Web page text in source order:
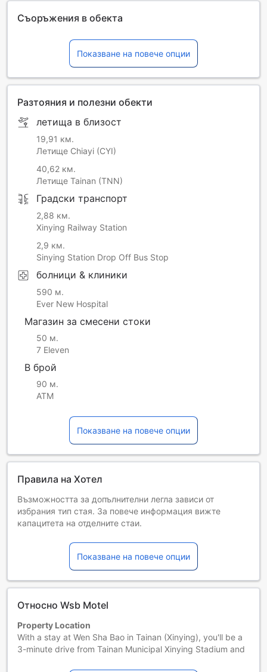
Съоръжения в обекта
Показване на повече опции
Разтояния и полезни обекти
летища в близост
19,91 км.
Летище Chiayi (CYI)
40,62 км.
Летище Tainan (TNN)
Градски транспорт
2,88 км.
Xinying Railway Station
2,9 км.
Sinying Station Drop Off Bus Stop
болници & клиники
590 м.
Ever New Hospital
Магазин за смесени стоки
50 м.
7 Eleven
В брой
90 м.
ATM
Показване на повече опции
Правила на Хотел
Възможността за допълнителни легла зависи от
избрания тип стая. За повече информация вижте
капацитета на отделните стаи.
прилагат различни условия и допълнителни плащания.
Показване на повече опции
Относно Wsb Motel
Property Location
With a stay at Wen Sha Bao in Tainan (Xinying), you'll be a
3-minute drive from Tainan Municipal Xinying Stadium and